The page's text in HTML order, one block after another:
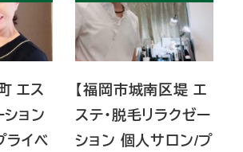
エス
ション
ライベ
【福岡市城南区堤 エ
ステ・脱毛リラクゼー
ション 個人サロン/プ